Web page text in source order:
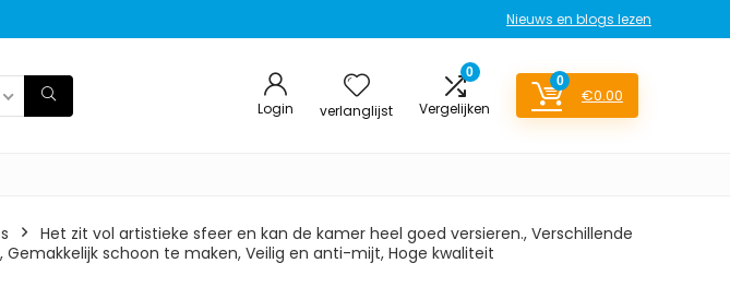
Nieuws en blogs lezen
Login verlanglijst
0
Vergelijken
0
€0.00
‎Het zit vol artistieke sfeer en kan de kamer heel goed versieren., Verschillende
schoon te maken, Veilig en anti-mijt, Hoge kwaliteit